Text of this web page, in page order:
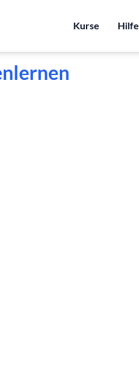
Kurse